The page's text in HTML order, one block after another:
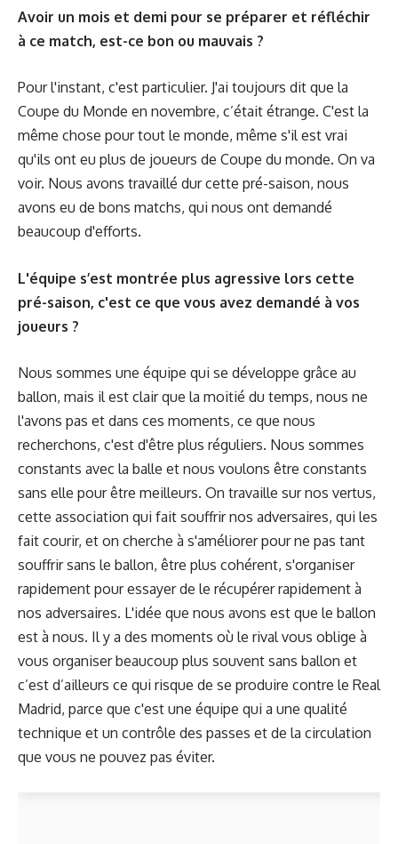
Avoir un mois et demi pour se préparer et réfléchir
à ce match, est-ce bon ou mauvais ?
Pour l'instant, c'est particulier. J'ai toujours dit que la
Coupe du Monde en novembre, c’était étrange. C'est la
même chose pour tout le monde, même s'il est vrai
qu'ils ont eu plus de joueurs de Coupe du monde. On va
voir. Nous avons travaillé dur cette pré-saison, nous
avons eu de bons matchs, qui nous ont demandé
beaucoup d'efforts.
L'équipe s’est montrée plus agressive lors cette
pré-saison, c'est ce que vous avez demandé à vos
joueurs ?
Nous sommes une équipe qui se développe grâce au
ballon, mais il est clair que la moitié du temps, nous ne
l'avons pas et dans ces moments, ce que nous
recherchons, c'est d'être plus réguliers. Nous sommes
constants avec la balle et nous voulons être constants
sans elle pour être meilleurs. On travaille sur nos vertus,
cette association qui fait souffrir nos adversaires, qui les
fait courir, et on cherche à s'améliorer pour ne pas tant
souffrir sans le ballon, être plus cohérent, s'organiser
rapidement pour essayer de le récupérer rapidement à
nos adversaires. L'idée que nous avons est que le ballon
est à nous. Il y a des moments où le rival vous oblige à
vous organiser beaucoup plus souvent sans ballon et
c’est d’ailleurs ce qui risque de se produire contre le Real
Madrid, parce que c'est une équipe qui a une qualité
technique et un contrôle des passes et de la circulation
que vous ne pouvez pas éviter.